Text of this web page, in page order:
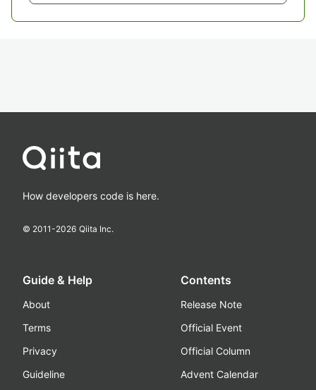
How developers code is here.
© 2011-2026 Qiita Inc.
Guide & Help
About
Terms
Privacy
Guideline
Contents
Release Note
Official Event
Official Column
Advent Calendar